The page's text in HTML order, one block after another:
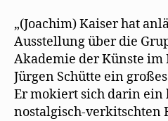
„(Joachim) Kaiser hat
Ausstellung über die
Akademie der Künste im
Jürgen Schütte ein
Er mokiert sich darin ein
nostalgisch-verkitschten